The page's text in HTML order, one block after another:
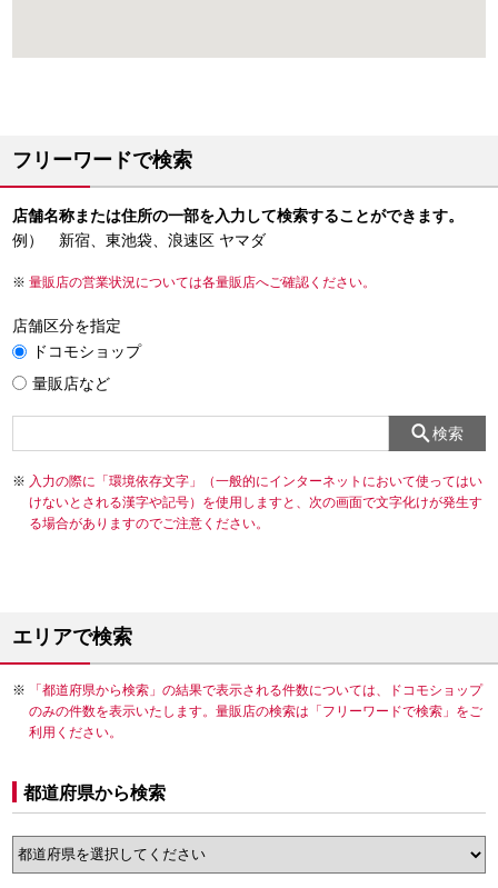
フリーワードで検索
店舗名称または住所の一部を入力して検索することができます。
例） 新宿、東池袋、浪速区 ヤマダ
量販店の営業状況については各量販店へご確認ください。
店舗区分を指定
ドコモショップ
量販店など
検索
入力の際に「環境依存文字」（一般的にインターネットにおいて使ってはい
けないとされる漢字や記号）を使用しますと、次の画面で文字化けが発生す
る場合がありますのでご注意ください。
エリアで検索
「都道府県から検索」の結果で表示される件数については、ドコモショップ
のみの件数を表示いたします。量販店の検索は「フリーワードで検索」をご
利用ください。
都道府県から検索